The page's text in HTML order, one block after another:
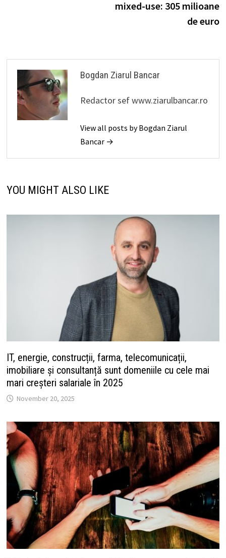
mixed-use: 305 milioane
de euro
Bogdan Ziarul Bancar
Redactor sef www.ziarulbancar.ro
View all posts by Bogdan Ziarul
Bancar →
YOU MIGHT ALSO LIKE
IT, energie, construcții, farma, telecomunicații,
imobiliare și consultanță sunt domeniile cu cele mai
mari creșteri salariale în 2025
November 20, 2025